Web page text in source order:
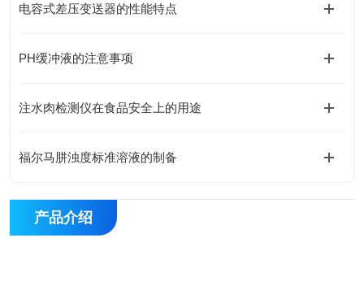
电容式差压变送器的性能特点
PH缓冲液的注意事项
注水肉检测仪在食品安全上的用途
福尔马肼浊度标准溶液的制备
产品介绍